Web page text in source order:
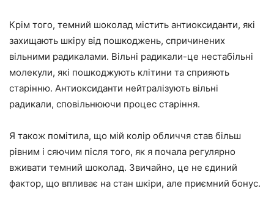
Крім того, темний шоколад містить антиоксиданти, які
захищають шкіру від пошкоджень, спричинених
вільними радикалами. Вільні радикали-це нестабільні
молекули, які пошкоджують клітини та сприяють
старінню. Антиоксиданти нейтралізують вільні
радикали, сповільнюючи процес старіння.
Я також помітила, що мій колір обличчя став більш
рівним і сяючим після того, як я почала регулярно
вживати темний шоколад. Звичайно, це не єдиний
фактор, що впливає на стан шкіри, але приємний бонус.